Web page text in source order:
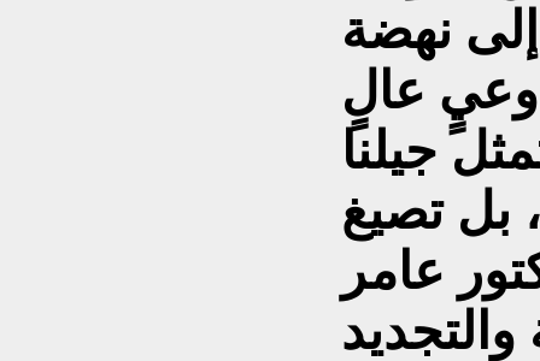
إلى نهضة
وعيٍ عالٍ
جيلنا
تصيغ
عامر
والتجديد